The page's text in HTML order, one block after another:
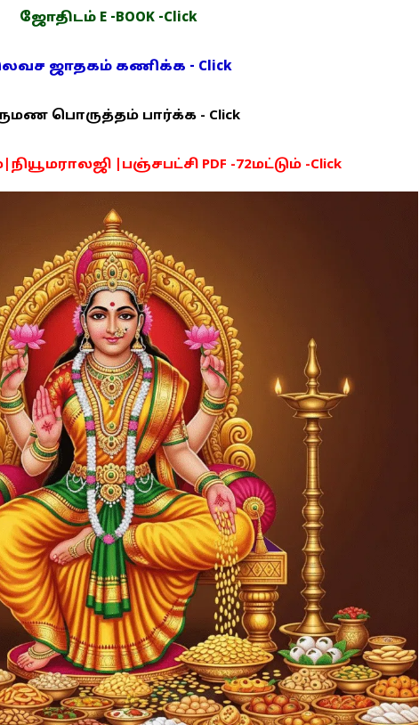
ஜோதிடம் E -BOOK -Click
ஜாதகம் கணிக்க - Click
பொருத்தம் பார்க்க - Click
|பஞ்சபட்சி PDF -72மட்டும் -Click